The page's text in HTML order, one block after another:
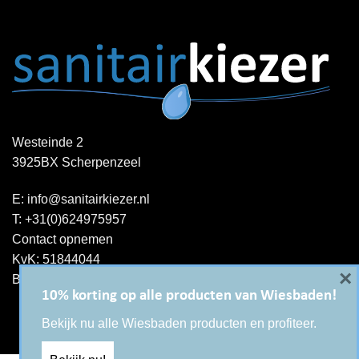
Westeinde 2
3925BX Scherpenzeel
E: info@sanitairkiezer.nl
T: +31(0)624975957
Contact opnemen
KvK: 51844044
BTW-ID : NL001344060B15
10% korting op alle producten van Wiesbaden!
Bekijk nu alle Wiesbaden producten en profiteer.
×